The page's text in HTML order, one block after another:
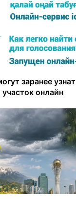
заранее
онлайн